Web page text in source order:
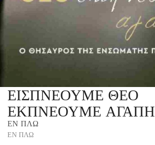
ΕΙΣΠΝΕΟΥΜΕ ΘΕΟ
ΕΚΠΝΕΟΥΜΕ ΑΓΑΠΗ
ΕΝ ΠΛΩ
ΕΝ ΠΛΩ